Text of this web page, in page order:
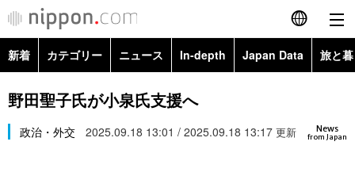
English
繁體字
新着 カテゴリー ニュース In-depth Japan Data 旅と
政治・外交
経済・ビジネス Images
野田聖子氏が小泉氏支援へ
News
from Japan
政治・外交 2025.09.18 13:01 / 2025.09.18 13:17 更新